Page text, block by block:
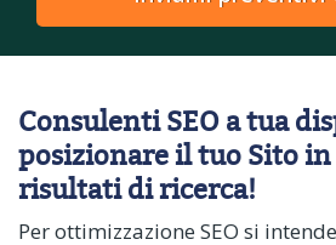
Consulenti SEO a tua
posizionare il tuo Sito
risultati di ricerca!
Per ottimizzazione SEO si